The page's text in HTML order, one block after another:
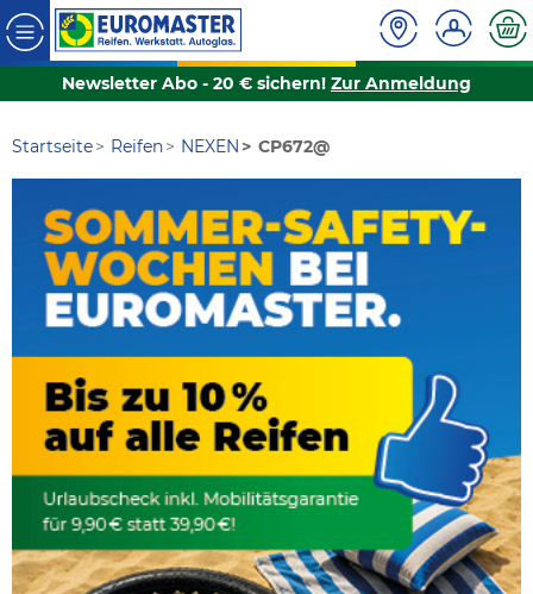
Newsletter Abo - 20 € sichern! Zur Anmeldung
Startseite Reifen NEXEN CP672@